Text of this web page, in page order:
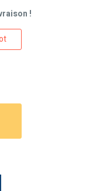
!